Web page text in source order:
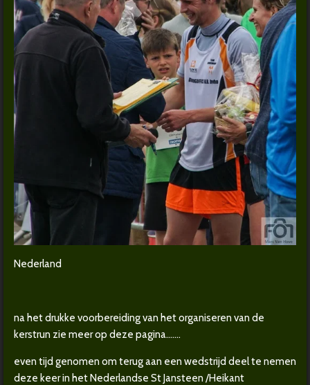
Nederland
na het drukke voorbereiding van het organiseren van de
kerstrun zie meer op deze pagina...….
even tijd genomen om terug aan een wedstrijd deel te nemen
deze keer in het Nederlandse St Jansteen /Heikant